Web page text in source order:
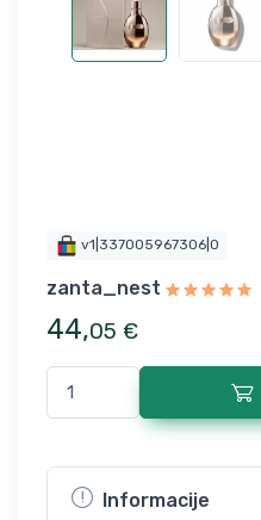
v1|337005967306|0
zanta_nest
44,05 €
Informacije